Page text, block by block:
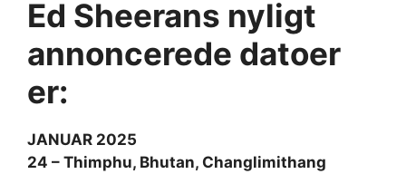
Ed Sheerans nyligt
annoncerede datoer
er:
JANUAR 2025
24 – Thimphu, Bhutan, Changlimithang